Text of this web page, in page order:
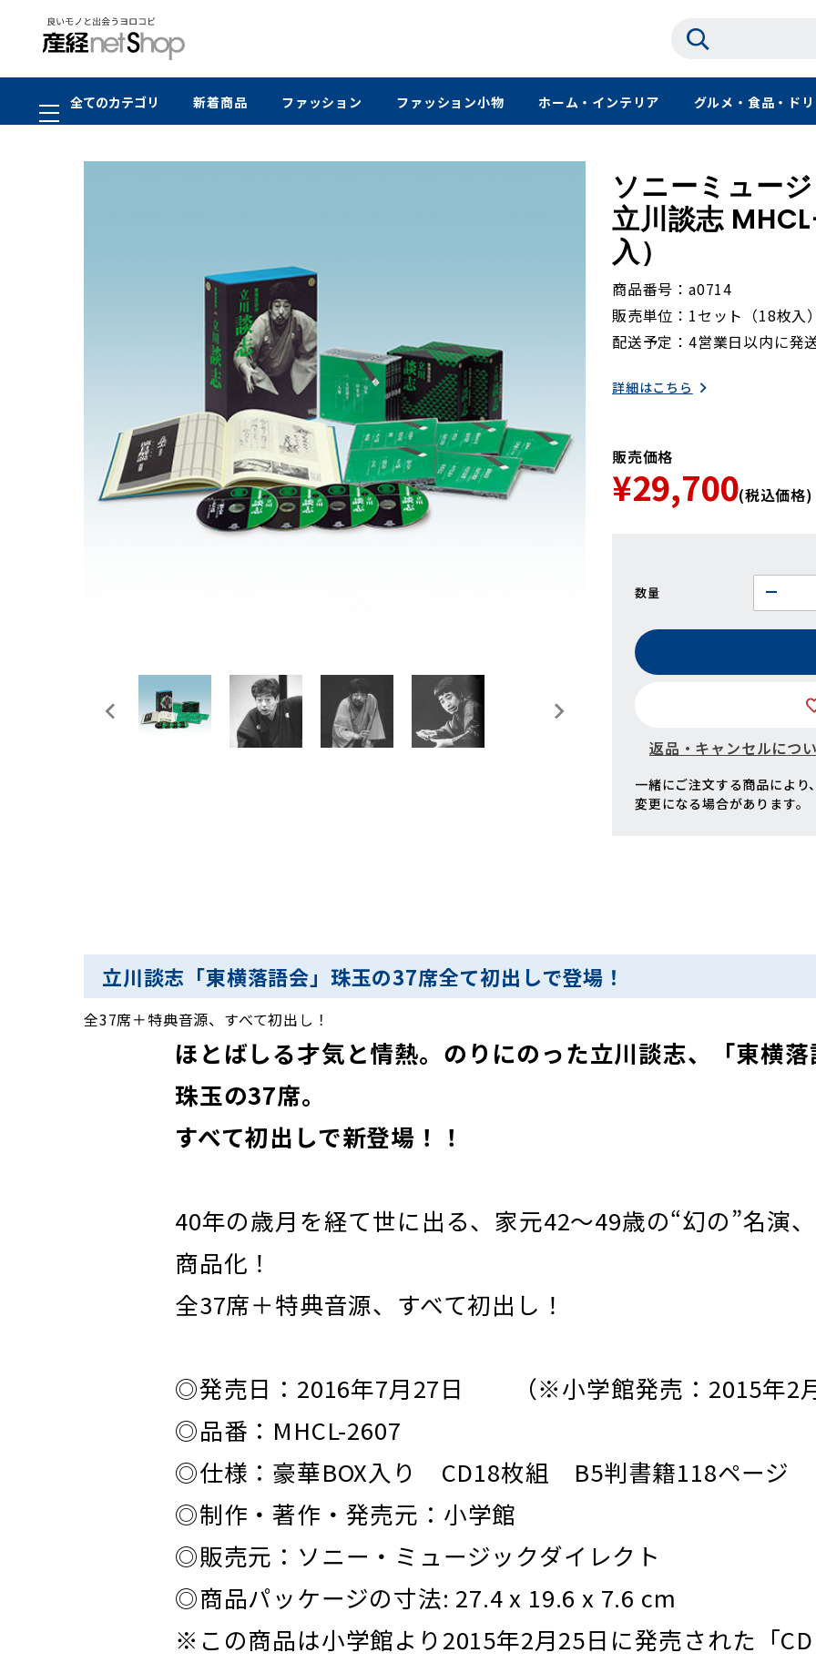
全てのカテゴリ 新着商品 ファッション ファッション小物 ホーム・インテリア グルメ・食品・ド
ソニーミュー
立川談志
入）
商品番号
a0714
販売単位
1セット（18枚入）
配送予定
4営業日以内に発
詳細はこちら
販売価格
¥29,700(税込価格)
数量
返品・キャンセルにつ
一緒にご注文する商品によ
変更になる場合があります。
立川談志「東横落語会」珠玉の37席全て初出しで登場！
全37席＋特典音源、すべて初出し！
ほとばしる才気と情熱。のりにのった立川談志、「東横落
珠玉の37席。
すべて初出しで新登場！！
40年の歳月を経て世に出る、家元42〜49歳の“幻の”名演
商品化！
全37席＋特典音源、すべて初出し！
◎発売日：2016年7月27日 （※小学館発売：2015年2月
◎品番：MHCL-2607
◎仕様：豪華BOX入り CD18枚組 B5判書籍118ページ
◎制作・著作・発売元：小学館
◎販売元：ソニー・ミュージックダイレクト
◎商品パッケージの寸法: 27.4 x 19.6 x 7.6 cm
※この商品は小学館より2015年2月25日に発売された「